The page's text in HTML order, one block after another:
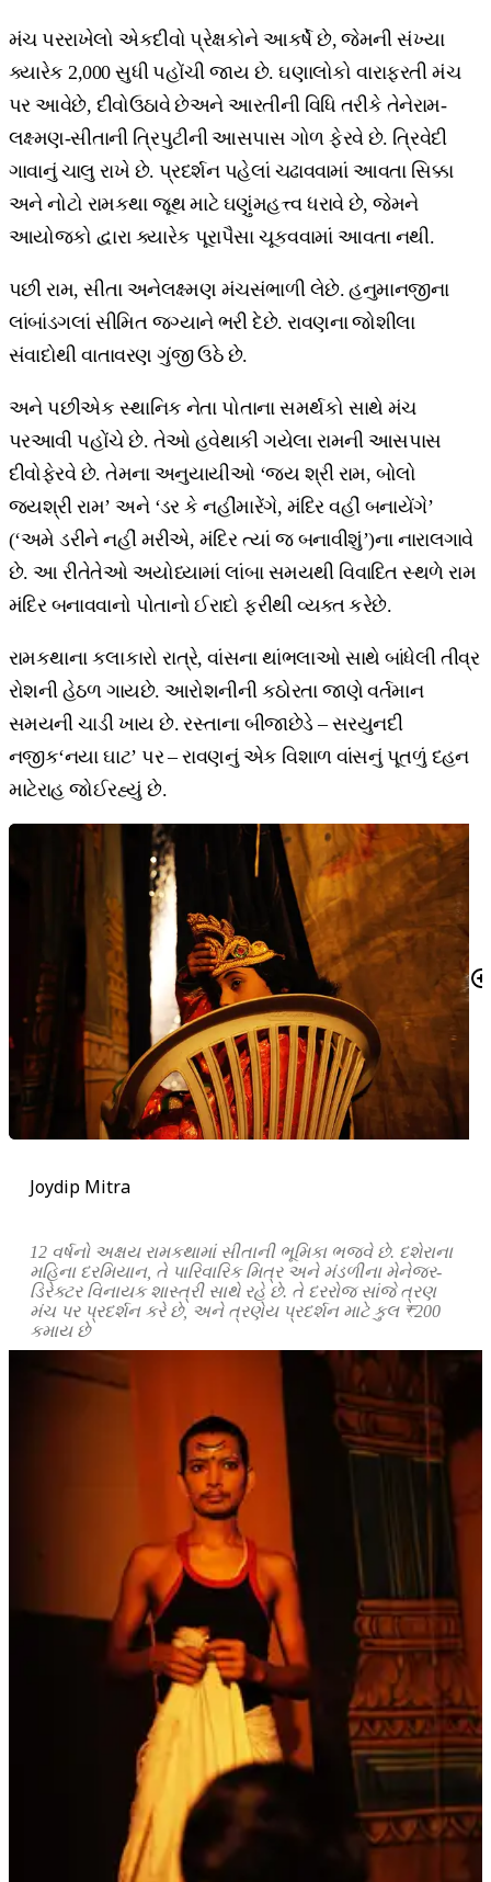
મંચ પરરાખેલો એકદીવો પ્રેક્ષકોને આકર્ષે છે, જેમની સંખ્યા
ક્યારેક 2,000 સુધી પહોંચી જાય છે. ઘણાલોકો વારાફરતી મંચ
પર આવેછે, દીવોઉઠાવે છેઅને આરતીની વિધિ તરીકે તેનેરામ-
લક્ષ્મણ-સીતાની ત્રિપુટીની આસપાસ ગોળ ફેરવે છે. ત્રિવેદી
ગાવાનું ચાલુ રાખે છે. પ્રદર્શન પહેલાં ચઢાવવામાં આવતા સિક્કા
અને નોટો રામકથા જૂથ માટે ઘણુંમહત્ત્વ ધરાવે છે, જેમને
આયોજકો દ્વારા ક્યારેક પૂરાપૈસા ચૂકવવામાં આવતા નથી.
પછી રામ, સીતા અનેલક્ષ્મણ મંચસંભાળી લેછે. હનુમાનજીના
લાંબાંડગલાં સીમિત જગ્યાને ભરી દેછે. રાવણના જોશીલા
સંવાદોથી વાતાવરણ ગુંજી ઉઠે છે.
અને પછીએક સ્થાનિક નેતા પોતાના સમર્થકો સાથે મંચ
પરઆવી પહોંચે છે. તેઓ હવેથાકી ગયેલા રામની આસપાસ
દીવોફેરવે છે. તેમના અનુયાયીઓ ‘જય શ્રી રામ, બોલો
જયશ્રી રામ’ અને ‘ડર કે નહીંમારેંગે, મંદિર વહીં બનાયેંગે’
(‘અમે ડરીને નહીં મરીએ, મંદિર ત્યાં જ બનાવીશું’)ના નારાલગાવે
છે. આ રીતેતેઓ અયોધ્યામાં લાંબા સમયથી વિવાદિત સ્થળે રામ
મંદિર બનાવવાનો પોતાનો ઈરાદો ફરીથી વ્યક્ત કરેછે.
રામકથાના કલાકારો રાત્રે, વાંસના થાંભલાઓ સાથે બાંધેલી તીવ્ર
રોશની હેઠળ ગાયછે. આરોશનીની કઠોરતા જાણે વર્તમાન
સમયની ચાડી ખાય છે. રસ્તાના બીજાછેડે – સરયુનદી
નજીક‘નયા ઘાટ’ પર – રાવણનું એક વિશાળ વાંસનું પૂતળું દહન
માટેરાહ જોઈરહ્યું છે.
Joydip Mitra
12 વર્ષનો અક્ષય રામકથામાં સીતાની ભૂમિકા ભજવે છે. દશેરાના
મહિના દરમિયાન, તે પારિવારિક મિત્ર અને મંડળીના મેનેજર-
ડિરેક્ટર વિનાયક શાસ્ત્રી સાથે રહે છે. તે દરરોજ સાંજે ત્રણ
મંચ પર પ્રદર્શન કરે છે, અને ત્રણેય પ્રદર્શન માટે કુલ₹200
કમાય છે